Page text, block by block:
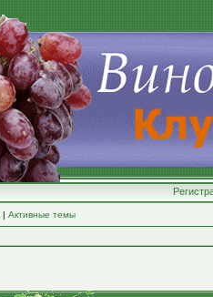
| Активные темы